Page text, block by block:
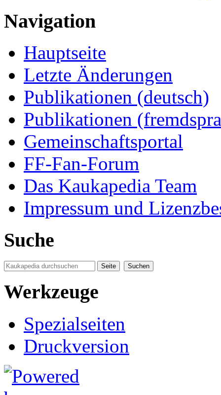
Navigation
Hauptseite
Letzte Änderungen
Publikationen (deutsch)
Publikationen
Gemeinschaftsportal
FF-Fan-Forum
Das Kaukapedia Team
Impressum und
Suche
Werkzeuge
Spezialseiten
Druckversion